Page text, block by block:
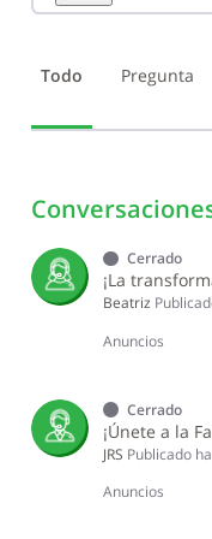
conversaciones
de
Avisos
Todo Pregunta
Cerrado
¡La
Beatriz
Anuncios
Cerrado
¡Únete a la
JRS Publicado
Anuncios